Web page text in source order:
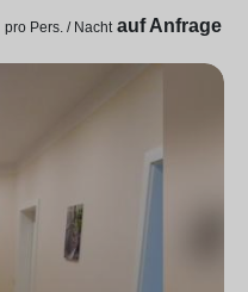
pro Pers. / Nacht auf Anfrage